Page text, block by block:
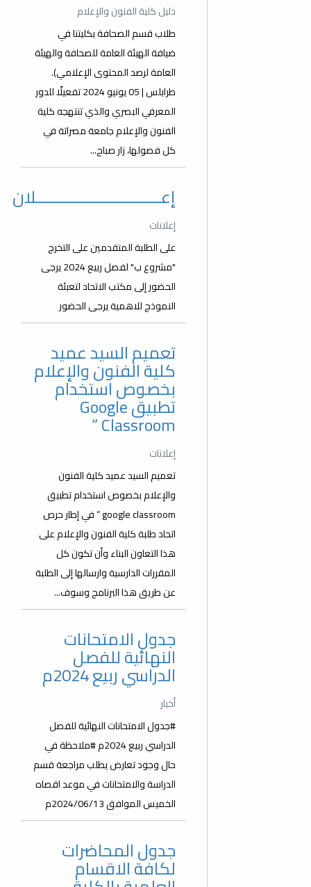
دليل كلية الفنون والإعلام
طلاب قسم الصحافة بكليتنا في
ضيافة الهيئة العامة للصحافة والهيئة
العامة لرصد المحتوى الإعلامي).
طرابلس | 05 يونيو 2024 تفعيلًا للدور
المعرفي البصري والذي تنتهجه كلية
الفنون والإعلام جامعة مصراتة في
كل فصولها، زار صباح...
إعــــــــــــــــــــــــــــــلان
إعلانات
على الطلبة المتقدمين على التخرج
"مشروع ب" لفصل ربيع 2024 يرجى
الحضور إلى مكتب الاتحاد لتعبئة
النموذج للاهمية يرجى الحضور
تعميم السيد عميد
كلية الفنون والإعلام
بخصوص استخدام
تطبيق Google
Classroom “
إعلانات
تعميم السيد عميد كلية الفنون
والإعلام بخصوص استخدام تطبيق
google classroom “ في إطار حرص
اتحاد طلبة كلية الفنون والإعلام على
هذا التعاون البناء وأن تكون كل
المقررات الدارسية وارسالها إلى الطلبة
عن طريق هذا البرنامج وسوف...
جدول الامتحانات
النهائية للفصل
الدراسي ربيع 2024م
أخبار
#جدول الامتحانات النهائية للفصل
الدراسي ربيع 2024م #ملاحظة في
حال وجود تعارض يطلب مراجعة قسم
الدراسة والامتحانات في موعد اقصاه
الخميس الموافق 2024/06/13م
جدول المحاضرات
لكافة الاقسام